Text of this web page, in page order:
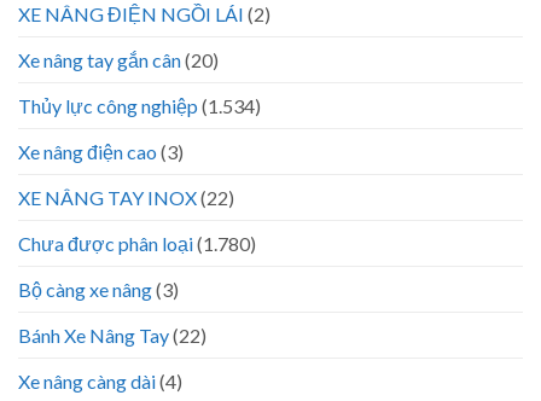
XE NÂNG ĐIỆN NGỒI LÁI (2)
Xe nâng tay gắn cân(20)
Thủy lực công nghiệp (1.534)
Xe nâng điện cao (3)
XE NÂNG TAY INOX(22)
Chưa được phân loại(1.780)
Bộ càng xe nâng(3)
Bánh Xe Nâng Tay(22)
Xe nâng càng dài(4)